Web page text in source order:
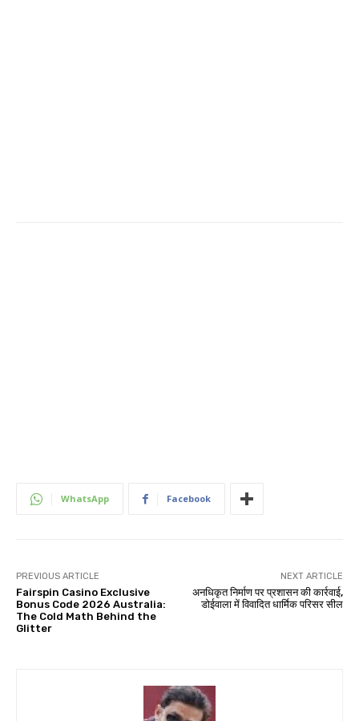
WhatsApp Facebook
PREVIOUS ARTICLE
Fairspin Casino Exclusive
Bonus Code 2026 Australia:
The Cold Math Behind the
Glitter
NEXT ARTICLE
अनधिकृत निर्माण पर प्रशासन की कार्रवाई,
डोईवाला में विवादित धार्मिक परिसर सील